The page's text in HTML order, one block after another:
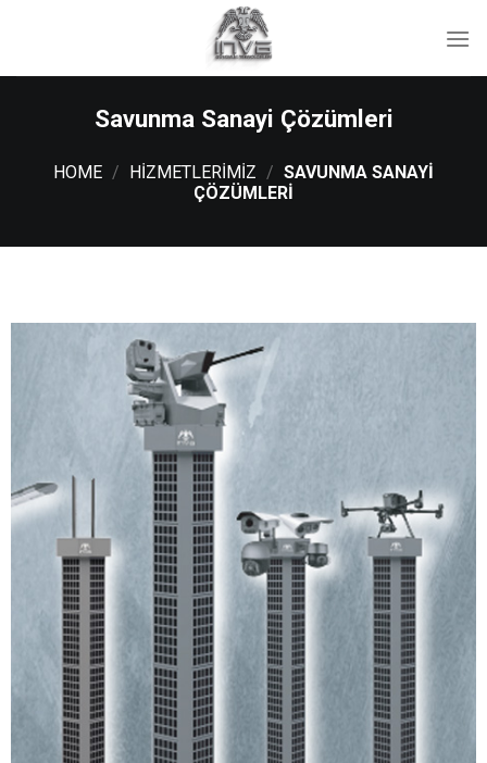
Savunma Sanayi Çözümleri
HOME / HIZMETLERIMIZ / SAVUNMA SANAYI
ÇÖZÜMLERI